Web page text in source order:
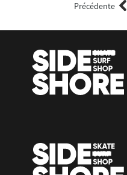
Précédente